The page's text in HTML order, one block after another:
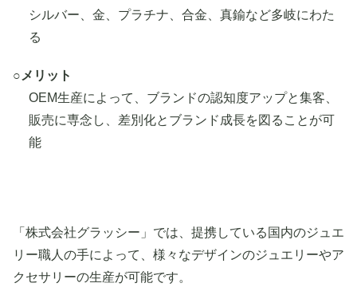
シルバー、金、プラチナ、合金、真鍮など多岐にわた
る
○メリット
OEM生産によって、ブランドの認知度アップと集客、
販売に専念し、差別化とブランド成長を図ることが可
能
「株式会社グラッシー」では、提携している国内のジュエ
リー職人の手によって、様々なデザインのジュエリーやア
クセサリーの生産が可能です。